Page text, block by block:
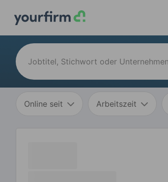
Online seit Arbeitszeit